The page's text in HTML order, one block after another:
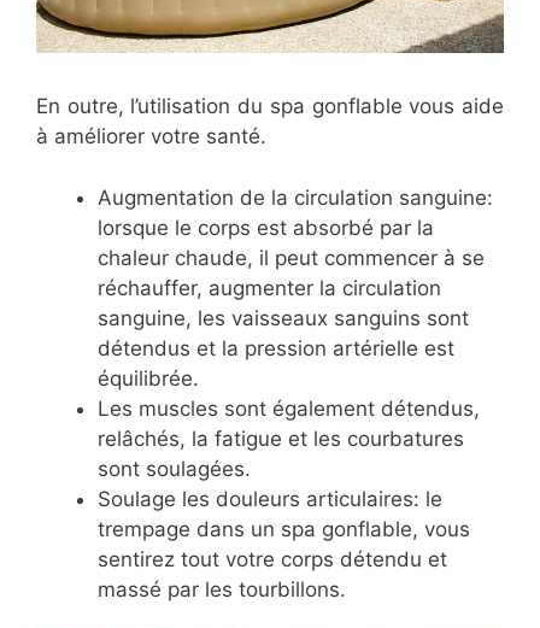
En outre, l’utilisation du spa gonflable vous aide
à améliorer votre santé.
Augmentation de la circulation sanguine:
lorsque le corps est absorbé par la
chaleur chaude, il peut commencer à se
réchauffer, augmenter la circulation
sanguine, les vaisseaux sanguins sont
détendus et la pression artérielle est
équilibrée.
Les muscles sont également détendus,
relâchés, la fatigue et les courbatures
sont soulagées.
Soulage les douleurs articulaires: le
trempage dans un spa gonflable, vous
sentirez tout votre corps détendu et
massé par les tourbillons.